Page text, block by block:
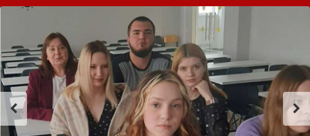
Сведения об
образовательной
организации
ENG SPN CHI